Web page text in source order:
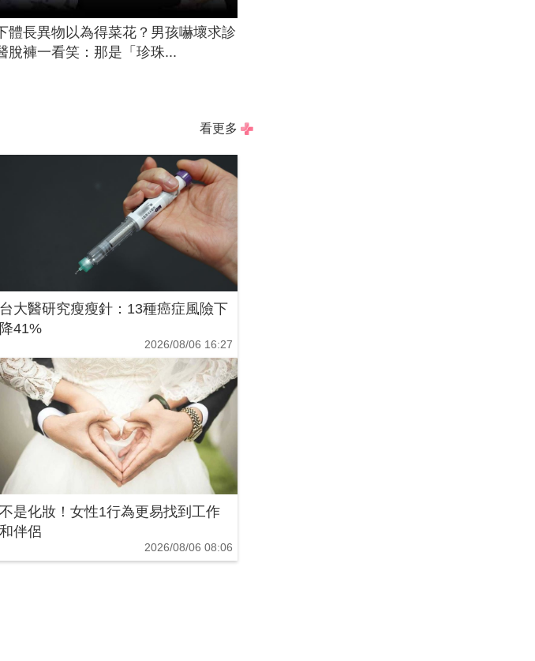
體長異物以為得菜花？男孩嚇壞求診
脫褲一看笑：那是「珍珠...
看更多
台大醫研究瘦瘦針：13種癌症風險下
降41%
2026/08/06 16:27
不是化妝！女性1行為更易找到工作
和伴侶
2026/08/06 08:06